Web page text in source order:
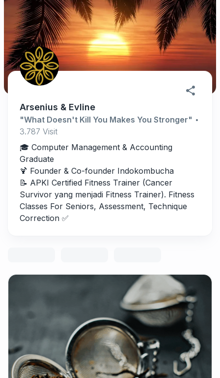
Arsenius & Evline
"What Doesn't Kill You Makes You Stronger" •
3.787 Visit
🎓 Computer Management & Accounting
Graduate
🍹 Founder & Co-founder Indokombucha
📝 APKI Certified Fitness Trainer (Cancer
Survivor yang menjadi Fitness Trainer). Fitness
Classes For Seniors, Assessment, Technique
Correction ✅